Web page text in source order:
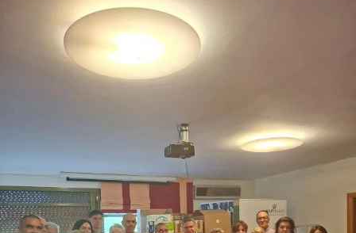
αυτή πήρε επαγγελματική διάσταση αφού σιγά σιγά
άρχισα να ράβω κομμάτια και για φίλες, συγγενείς,
συνεργάτιδες και ο αριθμός των requests όλο και
αυξανόταν. Το 2015 εν τέλει άνοιξα το δικό μου atelier.
Ήταν και η χρονιά που ξεκίνησα να βλέπω
σε ρούχα και καρτελάκια και χαμογελούσα γιατί ήξερα
πως είχα βρει τον τρόπο να εξωτερικεύσω τη
δημιουργικότητά μου. Ποτέ δεν ήμουν το κορίτσι που
ονειρευόταν να γίνει σχεδιάστρια μόδας, ήμουν όμως
εκείνο που έψαχνε τρόπους να αισθάνεται ελεύθερο
εκφράζοντας αυτά που σκέφτεται και νιώθει.